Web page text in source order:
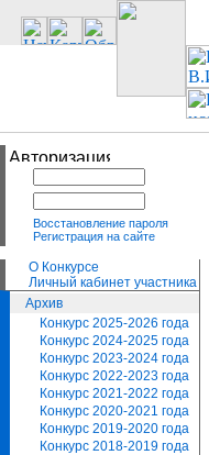
Восстановление пароля
Регистрация на сайте
О Конкурсе
Личный кабинет участника
Архив
Конкурс 2025-2026 года
Конкурс 2024-2025 года
Конкурс 2023-2024 года
Конкурс 2022-2023 года
Конкурс 2021-2022 года
Конкурс 2020-2021 года
Конкурс 2019-2020 года
Конкурс 2018-2019 года